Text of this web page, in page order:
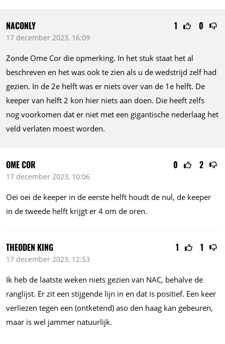
1 0
NACONLY
17 december 2023, 16:09
Zonde Ome Cor die opmerking. In het stuk staat het al
beschreven en het was ook te zien als u de wedstrijd zelf had
gezien. In de 2e helft was er niets over van de 1e helft. De
keeper van helft 2 kon hier niets aan doen. Die heeft zelfs
nog voorkomen dat er niet met een gigantische nederlaag het
veld verlaten moest worden.
0 2
OME COR
17 december 2023, 10:06
Oei oei de keeper in de eerste helft houdt de nul, de keeper
in de tweede helft krijgt er 4 om de oren.
1 1
THEODEN KING
17 december 2023, 12:53
Ik heb de laatste weken niets gezien van NAC, behalve de
ranglijst. Er zit een stijgende lijn in en dat is positief. Een keer
verliezen tegen een (ontketend) aso den haag kan gebeuren,
maar is wel jammer natuurlijk.